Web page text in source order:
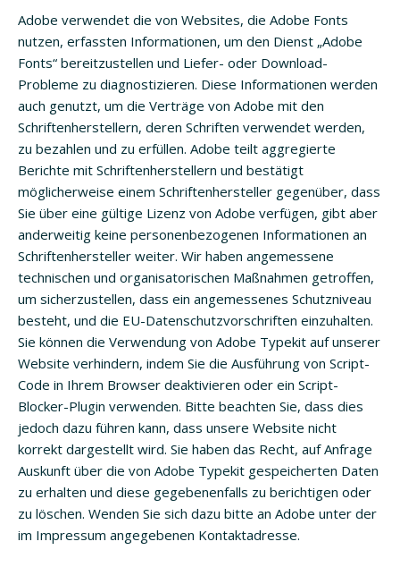
Adobe verwendet die von Websites, die Adobe Fonts
nutzen, erfassten Informationen, um den Dienst „Adobe
Fonts“ bereitzustellen und Liefer- oder Download-
Probleme zu diagnostizieren. Diese Informationen werden
auch genutzt, um die Verträge von Adobe mit den
Schriftenherstellern, deren Schriften verwendet werden,
zu bezahlen und zu erfüllen. Adobe teilt aggregierte
Berichte mit Schriftenherstellern und bestätigt
möglicherweise einem Schriftenhersteller gegenüber, dass
Sie über eine gültige Lizenz von Adobe verfügen, gibt aber
anderweitig keine personenbezogenen Informationen an
Schriftenhersteller weiter. Wir haben angemessene
technischen und organisatorischen Maßnahmen getroffen,
um sicherzustellen, dass ein angemessenes Schutzniveau
besteht, und die EU-Datenschutzvorschriften einzuhalten.
Sie können die Verwendung von Adobe Typekit auf unserer
Website verhindern, indem Sie die Ausführung von Script-
Code in Ihrem Browser deaktivieren oder ein Script-
Blocker-Plugin verwenden. Bitte beachten Sie, dass dies
jedoch dazu führen kann, dass unsere Website nicht
korrekt dargestellt wird. Sie haben das Recht, auf Anfrage
Auskunft über die von Adobe Typekit gespeicherten Daten
zu erhalten und diese gegebenenfalls zu berichtigen oder
zu löschen. Wenden Sie sich dazu bitte an Adobe unter der
im Impressum angegebenen Kontaktadresse.